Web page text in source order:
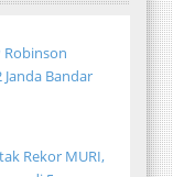
Robinson
Bandar
Rekor MURI,